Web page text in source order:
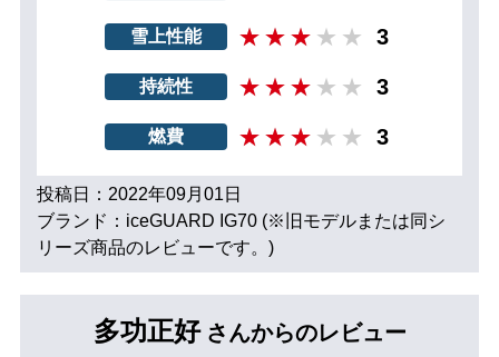
雪上性能 3
持続性 3
燃費 3
投稿日：2022年09月01日
ブランド：iceGUARD IG70 (※旧モデルまたは同シ
リーズ商品のレビューです。)
多功正好 さんからのレビュー